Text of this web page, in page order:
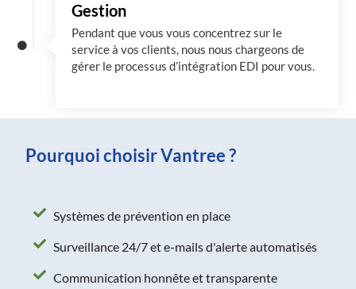
Gestion
Pendant que vous vous concentrez sur le
service à vos clients, nous nous chargeons de
gérer le processus d’intégration EDI pour vous.
Pourquoi choisir Vantree ?
Systèmes de prévention en place
Surveillance 24/7 et e-mails d'alerte automatisés
Communication honnête et transparente